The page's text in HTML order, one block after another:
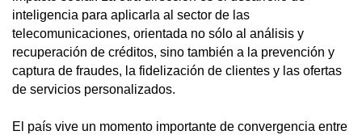
inteligencia para aplicarla al sector de las
telecomunicaciones, orientada no sólo al análisis y
recuperación de créditos, sino también a la prevención y
captura de fraudes, la fidelización de clientes y las ofertas
de servicios personalizados.
El país vive un momento importante de convergencia entre